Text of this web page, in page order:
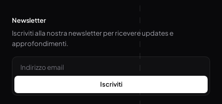
Newsletter
Iscriviti alla nostra newsletter per ricevere updates e
approfondimenti.
Email
Iscriviti